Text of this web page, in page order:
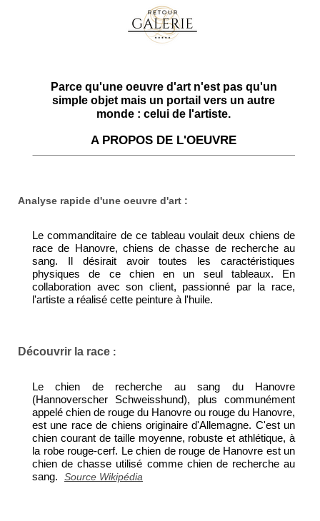
Parce qu'une oeuvre d'art n'est pas qu'un
simple objet mais un portail vers un autre
monde : celui de l'artiste.
A PROPOS DE L'OEUVRE
Analyse rapide d'une oeuvre d'art :
Le commanditaire de ce tableau voulait deux chiens de
race de Hanovre, chiens de chasse de recherche au
sang. Il désirait avoir toutes les caractéristiques
physiques de ce chien en un seul tableaux. En
collaboration avec son client, passionné par la race,
l'artiste a réalisé cette peinture à l'huile.
Découvrir la race :
Le chien de recherche au sang du Hanovre
(Hannoverscher Schweisshund), plus communément
appelé chien de rouge du Hanovre ou rouge du Hanovre,
est une race de chiens originaire d'Allemagne. C'est un
chien courant de taille moyenne, robuste et athlétique, à
la robe rouge-cerf. Le chien de rouge de Hanovre est un
chien de chasse utilisé comme chien de recherche au
sang.
Source Wikipédia